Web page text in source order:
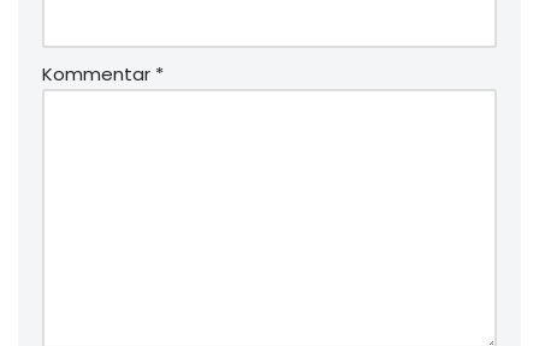
Kommentar *